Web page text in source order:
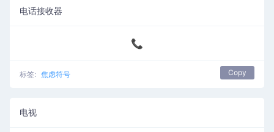
电话接收器
📞
标签: 焦虑符号 Copy
电视